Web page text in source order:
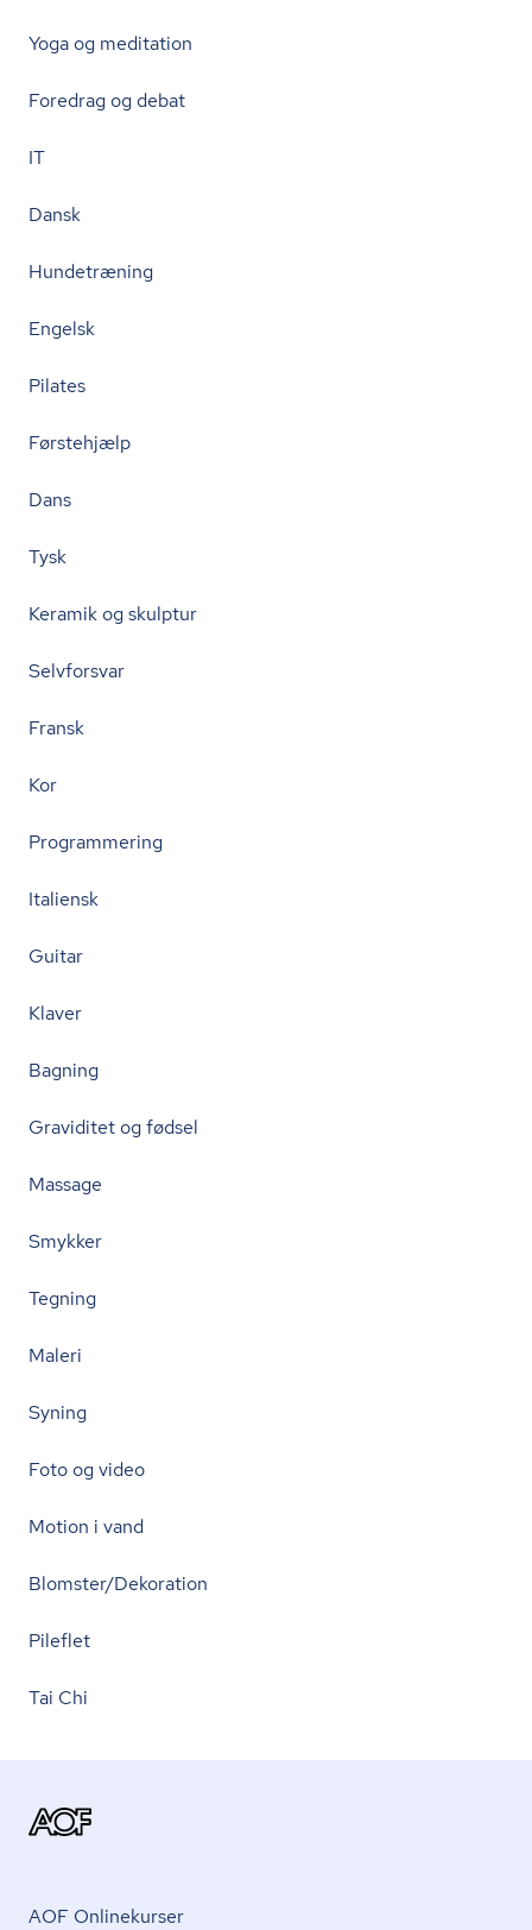
Yoga og meditation
Foredrag og debat
IT
Dansk
Hundetræning
Engelsk
Pilates
Førstehjælp
Dans
Tysk
Keramik og skulptur
Selvforsvar
Fransk
Kor
Programmering
Italiensk
Guitar
Klaver
Bagning
Graviditet og fødsel
Massage
Smykker
Tegning
Maleri
Syning
Foto og video
Motion i vand
Blomster/Dekoration
Pileflet
Tai Chi
AOF Onlinekurser